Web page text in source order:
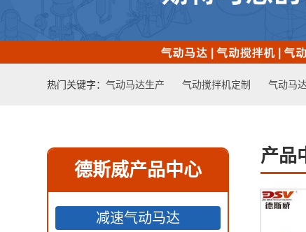
热门关键字：气动马达生产 气动搅拌机定制 气动马
德斯威产品中心
减速气动马达
产品